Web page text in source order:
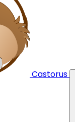
Castorus